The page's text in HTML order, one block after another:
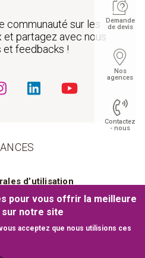
communauté sur les
et partagez avec nous
et feedbacks !
d’utilisation
légales
Float
Demande
de devis
Nos
agences
Contactez
- nous
pour vous offrir la meilleure
sur notre site
acceptez que nous utilisions ces